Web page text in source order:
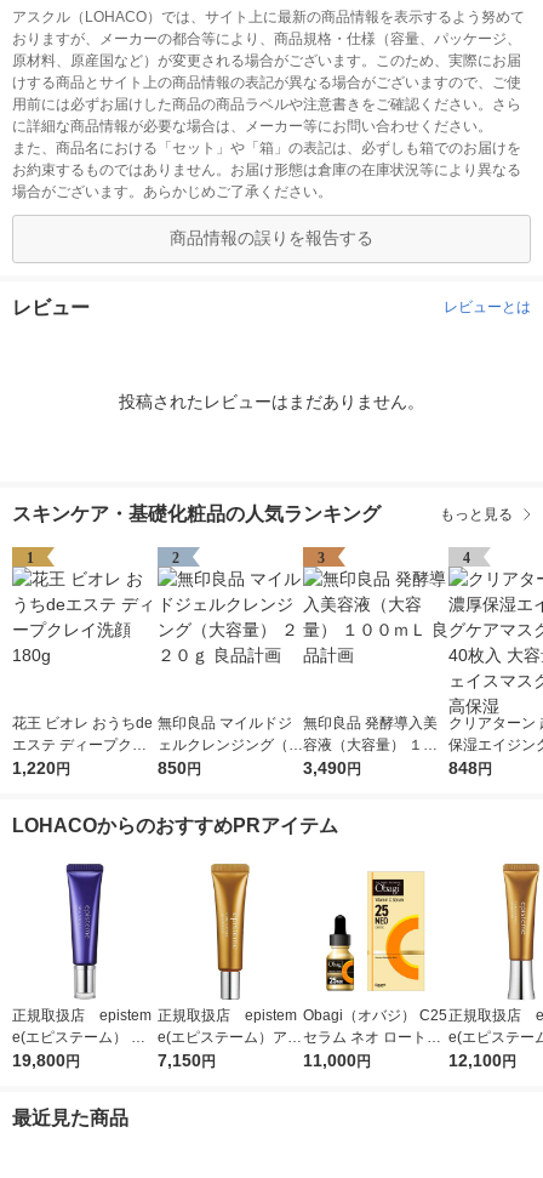
アスクル（LOHACO）では、サイト上に最新の商品情報を表示するよう努めて
おりますが、メーカーの都合等により、商品規格・仕様（容量、パッケージ、
原材料、原産国など）が変更される場合がございます。このため、実際にお届
けする商品とサイト上の商品情報の表記が異なる場合がございますので、ご使
用前には必ずお届けした商品の商品ラベルや注意書きをご確認ください。さら
に詳細な商品情報が必要な場合は、メーカー等にお問い合わせください。
また、商品名における「セット」や「箱」の表記は、必ずしも箱でのお届けを
お約束するものではありません。お届け形態は倉庫の在庫状況等により異なる
場合がございます。あらかじめご了承ください。
商品情報の誤りを報告する
レビュー レビューとは
投稿されたレビューはまだありません。
スキンケア・基礎化粧品の人気ランキング もっと見る
1
花王 ビオレ おうちde
エステ ディープクレ
イ洗顔 180g
1,220円
2
無印良品 マイルドジ
ェルクレンジング（大
容量） ２２０ｇ 良品
850円
3
無印良品 発酵導入美
容液（大容量） １０
０ｍＬ 良品計画
3,490円
4
クリアターン
保湿エイジン
スクEX 40枚
848円
LOHACOからのおすすめPRアイテム
正規取扱店 epistem
e(エピステーム） ス
テムサイエンスアイ 1
19,800円
正規取扱店 epistem
e(エピステーム）アイ
パーフェクトショット
7,150円
Obagi（オバジ） C25
セラム ネオ ロート製
薬
11,000円
正規取扱店
e(エピステー
パーフェクト
12,100円
最近見た商品